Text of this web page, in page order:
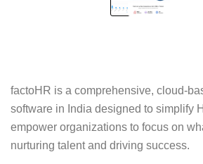
factoHR is a comprehensive, cloud-
software in India designed to simplify
empower organizations to focus on
nurturing talent and driving success.